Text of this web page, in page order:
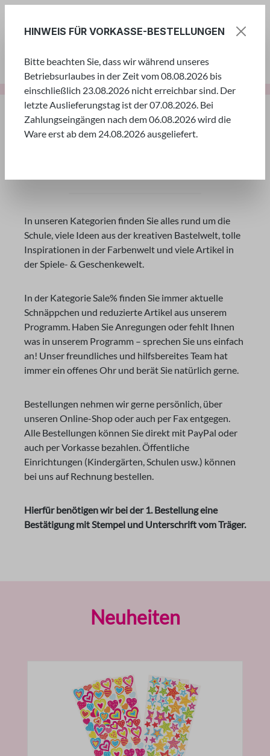
Bildergalerie überspringen
Tauchen Sie ein in eine Welt
In unseren Kategorien finden Sie alles rund um die
Schule, viele Ideen aus der kreativen Bastelwelt, tolle
Inspirationen in der Farbenwelt und viele Artikel in
der Spiele- & Geschenkewelt.
In der Kategorie Sale% finden Sie immer aktuelle
Schnäppchen und reduzierte Artikel aus unserem
Programm. Haben Sie Anregungen oder fehlt Ihnen
was in unserem Programm – sprechen Sie uns einfach
an! Unser freundliches und hilfsbereites Team hat
immer ein offenes Ohr und berät Sie natürlich gerne.
Bestellungen nehmen wir gerne persönlich, über
unseren Online-Shop oder auch per Fax entgegen.
Alle Bestellungen können Sie direkt mit PayPal oder
auch per Vorkasse bezahlen. Öffentliche
Einrichtungen (Kindergärten, Schulen usw.) können
bei uns auf Rechnung bestellen.
Hierfür benötigen wir bei der 1. Bestellung eine
Bestätigung mit Stempel und Unterschrift vom Träger.
Neuheiten
HINWEIS FÜR VORKASSE-BESTELLUNGEN
Bitte beachten Sie, dass wir während unseres
Betriebsurlaubes in der Zeit vom 08.08.2026 bis
einschließlich 23.08.2026 nicht erreichbar sind. Der
letzte Auslieferungstag ist der 07.08.2026. Bei
Zahlungseingängen nach dem 06.08.2026 wird die
Ware erst ab dem 24.08.2026 ausgeliefert.